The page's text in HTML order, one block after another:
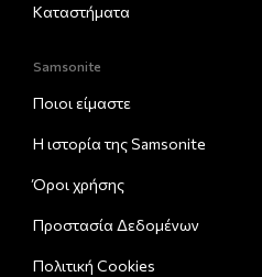
Καταστήματα
Samsonite
Ποιοι είμαστε
Η ιστορία της Samsonite
Όροι χρήσης
Προστασία Δεδομένων
Πολιτική Cookies